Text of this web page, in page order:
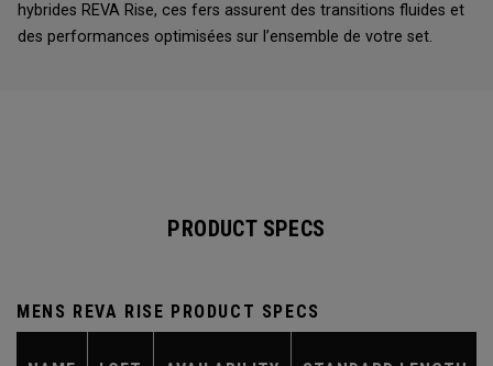
hybrides REVA Rise, ces fers assurent des transitions fluides et
des performances optimisées sur l’ensemble de votre set.
PRODUCT SPECS
MENS REVA RISE PRODUCT SPECS